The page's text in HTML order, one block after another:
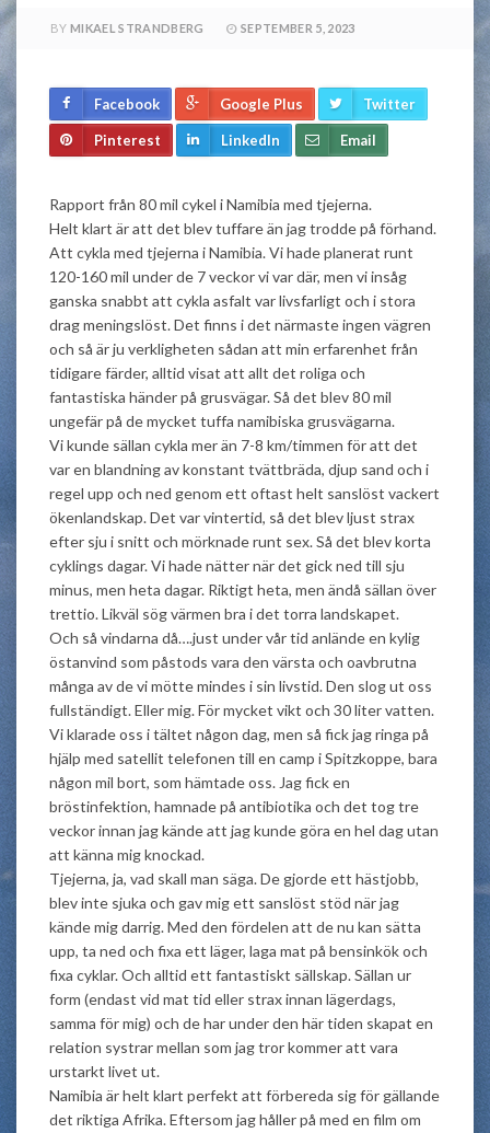
BY MIKAEL STRANDBERG SEPTEMBER 5, 2023
Facebook Google Plus Twitter
Pinterest LinkedIn Email
Rapport från 80 mil cykel i Namibia med tjejerna.
Helt klart är att det blev tuffare än jag trodde på förhand.
Att cykla med tjejerna i Namibia. Vi hade planerat runt
120-160 mil under de 7 veckor vi var där, men vi insåg
ganska snabbt att cykla asfalt var livsfarligt och i stora
drag meningslöst. Det finns i det närmaste ingen vägren
och så är ju verkligheten sådan att min erfarenhet från
tidigare färder, alltid visat att allt det roliga och
fantastiska händer på grusvägar. Så det blev 80 mil
ungefär på de mycket tuffa namibiska grusvägarna.
Vi kunde sällan cykla mer än 7-8 km/timmen för att det
var en blandning av konstant tvättbräda, djup sand och i
regel upp och ned genom ett oftast helt sanslöst vackert
ökenlandskap. Det var vintertid, så det blev ljust strax
efter sju i snitt och mörknade runt sex. Så det blev korta
cyklings dagar. Vi hade nätter när det gick ned till sju
minus, men heta dagar. Riktigt heta, men ändå sällan över
trettio. Likväl sög värmen bra i det torra landskapet.
Och så vindarna då….just under vår tid anlände en kylig
östanvind som påstods vara den värsta och oavbrutna
många av de vi mötte mindes i sin livstid. Den slog ut oss
fullständigt. Eller mig. För mycket vikt och 30 liter vatten.
Vi klarade oss i tältet någon dag, men så fick jag ringa på
hjälp med satellit telefonen till en camp i Spitzkoppe, bara
någon mil bort, som hämtade oss. Jag fick en
bröstinfektion, hamnade på antibiotika och det tog tre
veckor innan jag kände att jag kunde göra en hel dag utan
att känna mig knockad.
Tjejerna, ja, vad skall man säga. De gjorde ett hästjobb,
blev inte sjuka och gav mig ett sanslöst stöd när jag
kände mig darrig. Med den fördelen att de nu kan sätta
upp, ta ned och fixa ett läger, laga mat på bensinkök och
fixa cyklar. Och alltid ett fantastiskt sällskap. Sällan ur
form (endast vid mat tid eller strax innan lägerdags,
samma för mig) och de har under den här tiden skapat en
relation systrar mellan som jag tror kommer att vara
urstarkt livet ut.
Namibia är helt klart perfekt att förbereda sig för gällande
det riktiga Afrika. Eftersom jag håller på med en film om